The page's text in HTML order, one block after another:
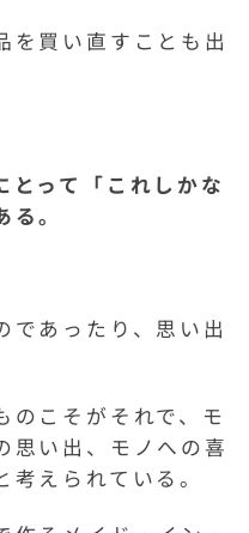
を買い直すことも出
とって「これしかな
。
であったり、思い出
のこそがそれで、モ
思い出、モノへの喜
えられている。